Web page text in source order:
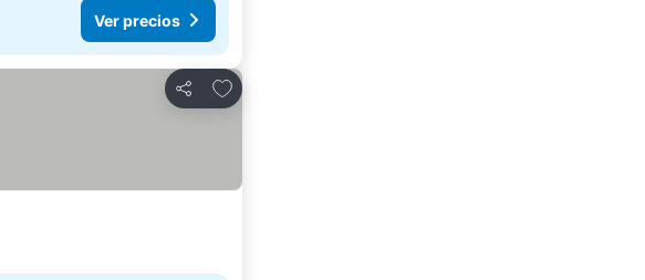
Ver precios
Compartir
Agregar a favoritos